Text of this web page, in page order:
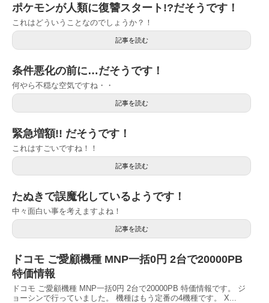
ポケモンが人類に復讐スタート!?だそうです！
これはどういうことなのでしょうか？！
記事を読む
条件悪化の前に…だそうです！
何やら不穏な空気ですね・・
記事を読む
緊急増額!! だそうです！
これはすごいですね！！
記事を読む
たぬきで誤魔化しているようです！
中々面白い事を考えますよね！
記事を読む
ドコモ ご愛顧機種 MNP一括0円 2台で20000PB
特価情報
ドコモ ご愛顧機種 MNP一括0円 2台で20000PB 特価情報です。 ジ
ョーシンで行っていました。 機種はもう定番の4機種です。 X...